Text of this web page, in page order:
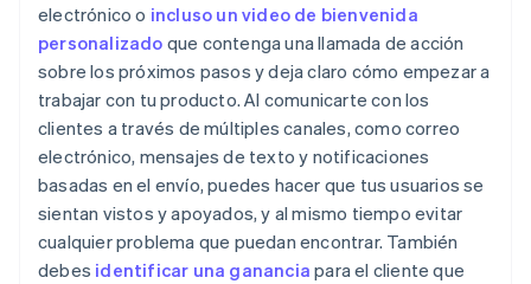
electrónico o incluso un video de bienvenida
personalizado que contenga una llamada de acción
sobre los próximos pasos y deja claro cómo empezar a
trabajar con tu producto. Al comunicarte con los
clientes a través de múltiples canales, como correo
electrónico, mensajes de texto y notificaciones
basadas en el envío, puedes hacer que tus usuarios se
sientan vistos y apoyados, y al mismo tiempo evitar
cualquier problema que puedan encontrar. También
debes identificar una ganancia para el cliente que